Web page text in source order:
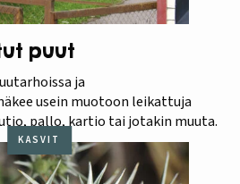
puut
ja
usein muotoon leikattuja
pallo, kartio tai jotakin muuta.
KASVIT